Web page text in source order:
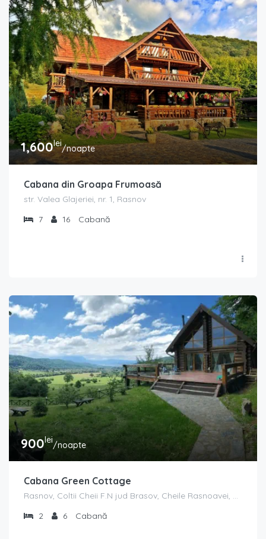
1,600lei/noapte
Cabana din Groapa Frumoasă
str. Valea Glajeriei, nr. 1, Rasnov
7
16 Cabană
900lei/noapte
Cabana Green Cottage
Rasnov, Coltii Cheii F.N jud Brasov, Cheile Rasnoavei, Râșnov Romacril 505400, România
2
6 Cabană